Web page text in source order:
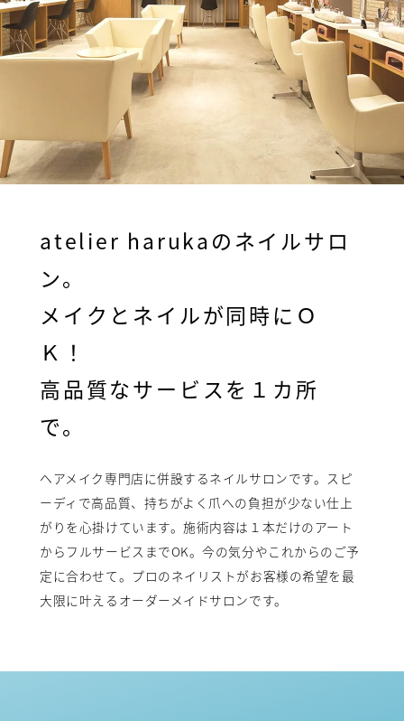
atelier harukaのネイルサロ
ン。
メイクとネイルが同時にＯ
Ｋ！
高品質なサービスを１カ所
で。
ヘアメイク専門店に併設するネイルサロンです。スピ
ーディで高品質、持ちがよく爪への負担が少ない仕上
がりを心掛けています。施術内容は１本だけのアート
からフルサービスまでOK。今の気分やこれからのご予
定に合わせて。プロのネイリストがお客様の希望を最
大限に叶えるオーダーメイドサロンです。